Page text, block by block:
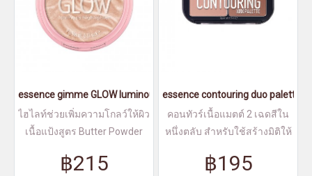
essence gimme GLOW luminous highlighter 10
ไฮไลท์ช่วยเพิ่มความโกลว์ให้ผิว
เนื้อแป้งสูตร Butter Powder
฿215
essence contouring duo palette
คอนทัวร์เนื้อแมตต์ 2 เฉดสีใน
หนึ่งตลับ สำหรับใช้สร้างมิติให้
฿195